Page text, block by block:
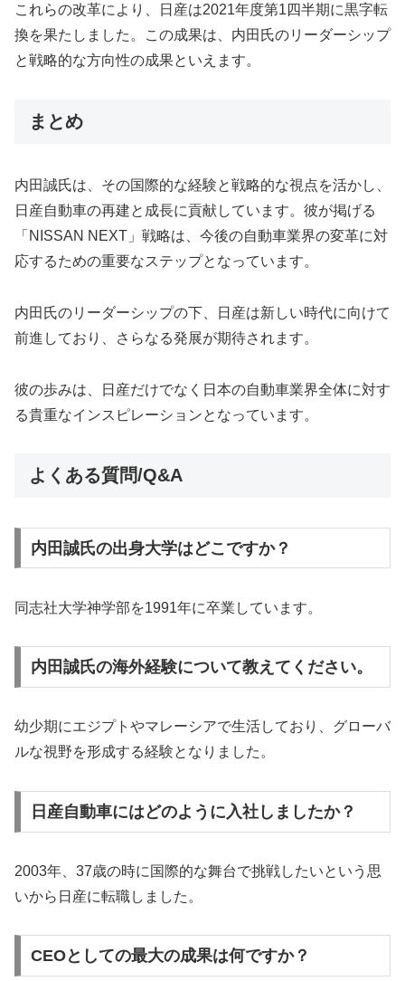
これらの改革により、日産は2021年度第1四半期に黒字転
換を果たしました。この成果は、内田氏のリーダーシップ
と戦略的な方向性の成果といえます。
まとめ
内田誠氏は、その国際的な経験と戦略的な視点を活かし、
日産自動車の再建と成長に貢献しています。彼が掲げる
「NISSAN NEXT」戦略は、今後の自動車業界の変革に対
応するための重要なステップとなっています。
内田氏のリーダーシップの下、日産は新しい時代に向けて
前進しており、さらなる発展が期待されます。
彼の歩みは、日産だけでなく日本の自動車業界全体に対す
る貴重なインスピレーションとなっています。
よくある質問/Q&A
内田誠氏の出身大学はどこですか？
同志社大学神学部を1991年に卒業しています。
内田誠氏の海外経験について教えてください。
幼少期にエジプトやマレーシアで生活しており、グローバ
ルな視野を形成する経験となりました。
日産自動車にはどのように入社しましたか？
2003年、37歳の時に国際的な舞台で挑戦したいという思
いから日産に転職しました。
CEOとしての最大の成果は何ですか？